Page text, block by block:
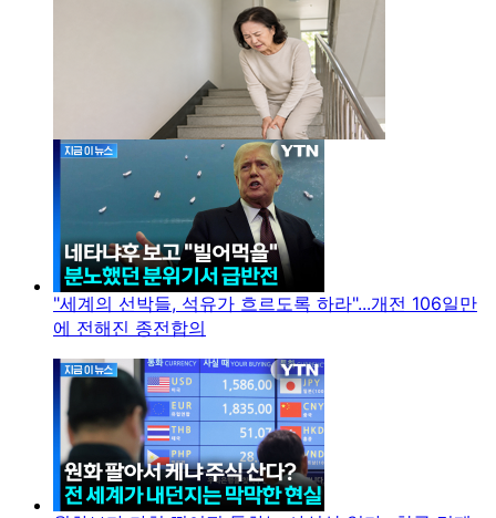
"세계의 선박들, 석유가 흐르도록 하라"...개전 106일만
에 전해진 종전합의